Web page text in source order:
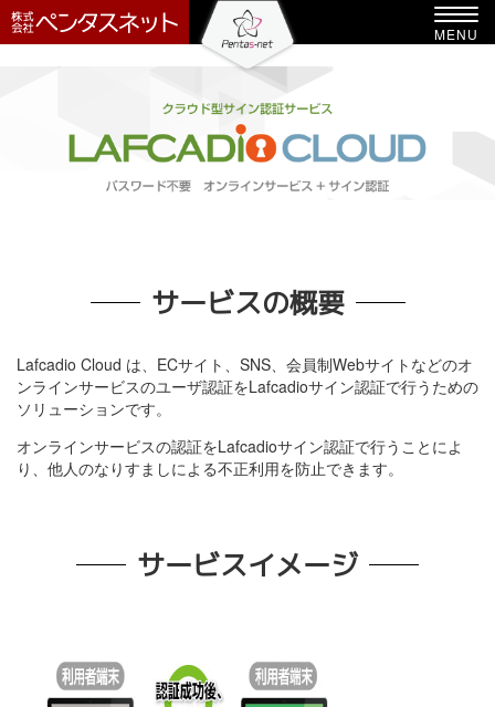
-->
MENU
サービスの概要
Lafcadio Cloud は、ECサイト、SNS、会員制Webサイトなどのオ
ンラインサービスのユーザ認証をLafcadioサイン認証で行うための
ソリューションです。
オンラインサービスの認証をLafcadioサイン認証で行うことによ
り、他人のなりすましによる不正利用を防止できます。
サービスイメージ